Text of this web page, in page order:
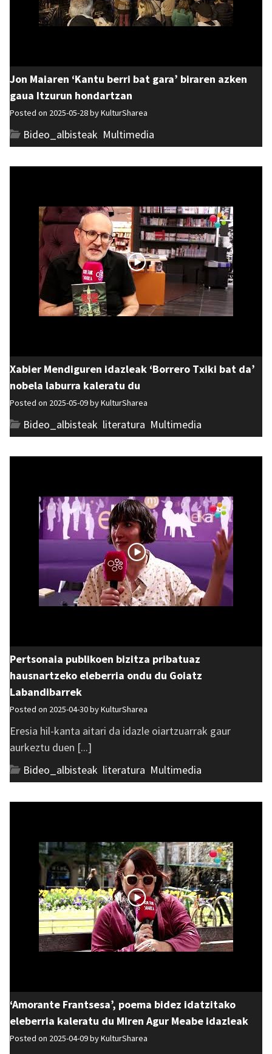
Jon Maiaren ‘Kantu berri bat gara’ biraren azken
gaua Itzurun hondartzan
Posted on 2025-05-28 byKulturSharea
Bideo_albisteak Multimedia
Xabier Mendiguren idazleak ‘Borrero Txiki bat da’
nobela laburra kaleratu du
Posted on 2025-05-09 byKulturSharea
Bideo_albisteak literatura Multimedia
Pertsonaia publikoen bizitza pribatuaz
hausnartzeko eleberria ondu du Goiatz
Labandibarrek
Posted on 2025-04-30 byKulturSharea
Eresia hil-kanta aitari da idazle oiartzuarrak gaur
aurkeztu duen [...]
Bideo_albisteak literatura Multimedia
‘Amorante Frantsesa’, poema bidez idatzitako
eleberria kaleratu du Miren Agur Meabe idazleak
Posted on 2025-04-09 byKulturSharea